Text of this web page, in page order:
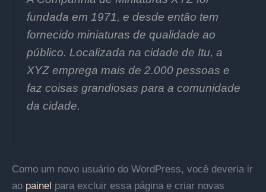
fundada em 1971, e desde então tem
fornecido miniaturas de qualidade ao
público. Localizada na cidade de Itu, a
XYZ emprega mais de 2.000 pessoas e
faz coisas grandiosas para a comunidade
da cidade.
Como um novo usuário do WordPress, você deveria ir
ao painel para excluir essa página e criar novas